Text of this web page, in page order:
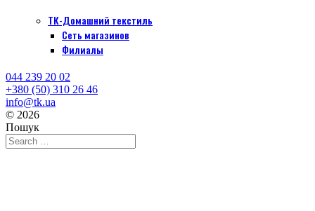
ТК-Домашний текстиль
Сеть магазинов
Филиалы
044 239 20 02
+380 (50) 310 26 46
info@tk.ua
© 2026
Пошук